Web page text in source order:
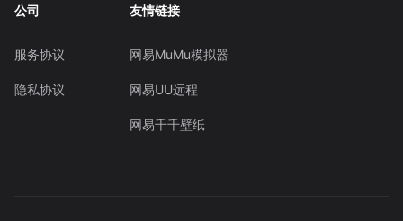
公司
服务协议
隐私协议
友情链接
网易MuMu模拟器
网易UU远程
网易千千壁纸